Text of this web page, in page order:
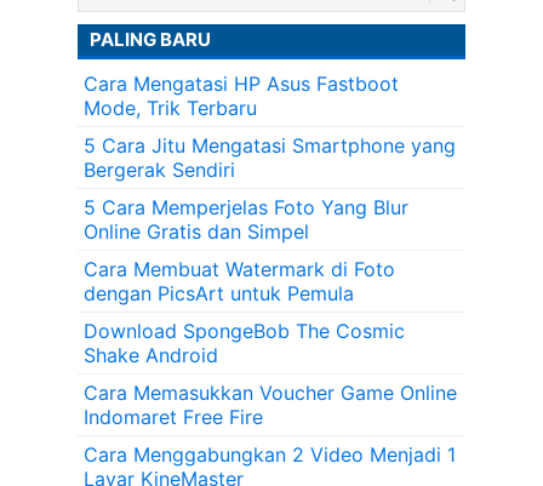
PALING BARU
Cara Mengatasi HP Asus Fastboot
Mode, Trik Terbaru
5 Cara Jitu Mengatasi Smartphone yang
Bergerak Sendiri
5 Cara Memperjelas Foto Yang Blur
Online Gratis dan Simpel
Cara Membuat Watermark di Foto
dengan PicsArt untuk Pemula
Download SpongeBob The Cosmic
Shake Android
Cara Memasukkan Voucher Game Online
Indomaret Free Fire
Cara Menggabungkan 2 Video Menjadi 1
Layar KineMaster